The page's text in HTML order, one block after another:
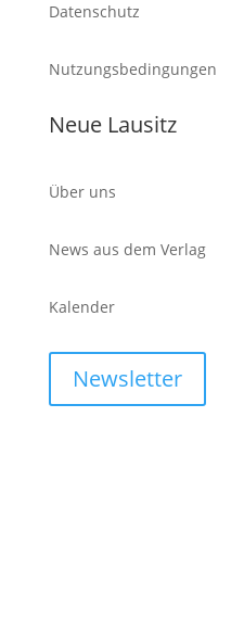
Datenschutz
Nutzungsbedingungen
Neue Lausitz
Über uns
News aus dem Verlag
Kalender
Newsletter